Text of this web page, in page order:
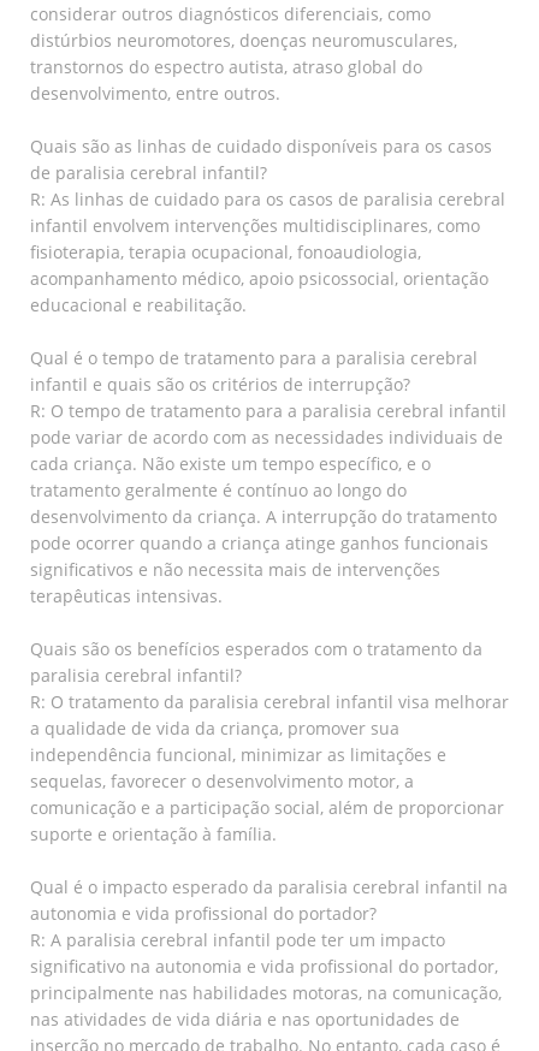
considerar outros diagnósticos diferenciais, como
distúrbios neuromotores, doenças neuromusculares,
transtornos do espectro autista, atraso global do
desenvolvimento, entre outros.
Quais são as linhas de cuidado disponíveis para os casos
de paralisia cerebral infantil?
R: As linhas de cuidado para os casos de paralisia cerebral
infantil envolvem intervenções multidisciplinares, como
fisioterapia, terapia ocupacional, fonoaudiologia,
acompanhamento médico, apoio psicossocial, orientação
educacional e reabilitação.
Qual é o tempo de tratamento para a paralisia cerebral
infantil e quais são os critérios de interrupção?
R: O tempo de tratamento para a paralisia cerebral infantil
pode variar de acordo com as necessidades individuais de
cada criança. Não existe um tempo específico, e o
tratamento geralmente é contínuo ao longo do
desenvolvimento da criança. A interrupção do tratamento
pode ocorrer quando a criança atinge ganhos funcionais
significativos e não necessita mais de intervenções
terapêuticas intensivas.
Quais são os benefícios esperados com o tratamento da
paralisia cerebral infantil?
R: O tratamento da paralisia cerebral infantil visa melhorar
a qualidade de vida da criança, promover sua
independência funcional, minimizar as limitações e
sequelas, favorecer o desenvolvimento motor, a
comunicação e a participação social, além de proporcionar
suporte e orientação à família.
Qual é o impacto esperado da paralisia cerebral infantil na
autonomia e vida profissional do portador?
R: A paralisia cerebral infantil pode ter um impacto
significativo na autonomia e vida profissional do portador,
principalmente nas habilidades motoras, na comunicação,
nas atividades de vida diária e nas oportunidades de
inserção no mercado de trabalho. No entanto, cada caso é